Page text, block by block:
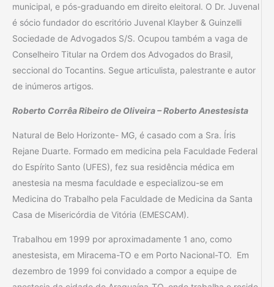
municipal, e pós-graduando em direito eleitoral. O Dr. Juvenal
é sócio fundador do escritório Juvenal Klayber & Guinzelli
Sociedade de Advogados S/S. Ocupou também a vaga de
Conselheiro Titular na Ordem dos Advogados do Brasil,
seccional do Tocantins. Segue articulista, palestrante e autor
de inúmeros artigos.
Roberto Corrêa Ribeiro de Oliveira – Roberto Anestesista
Natural de Belo Horizonte- MG, é casado com a Sra. Íris
Rejane Duarte. Formado em medicina pela Faculdade Federal
do Espírito Santo (UFES), fez sua residência médica em
anestesia na mesma faculdade e especializou-se em
Medicina do Trabalho pela Faculdade de Medicina da Santa
Casa de Misericórdia de Vitória (EMESCAM).
Trabalhou em 1999 por aproximadamente 1 ano, como
anestesista, em Miracema-TO e em Porto Nacional-TO. Em
dezembro de 1999 foi convidado a compor a equipe de